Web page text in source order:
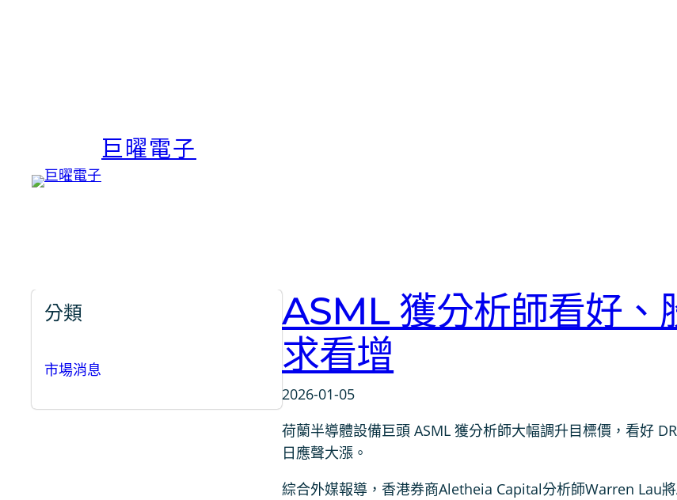
巨曜電子
分類
市場消息
ASML 獲分析師看好
求看增
2026-01-05
荷蘭半導體設備巨頭 ASML 獲分析師大幅調升目標價，看好
日應聲大漲。
綜合外媒報導，香港券商Aletheia Capital分析師Warren Lau